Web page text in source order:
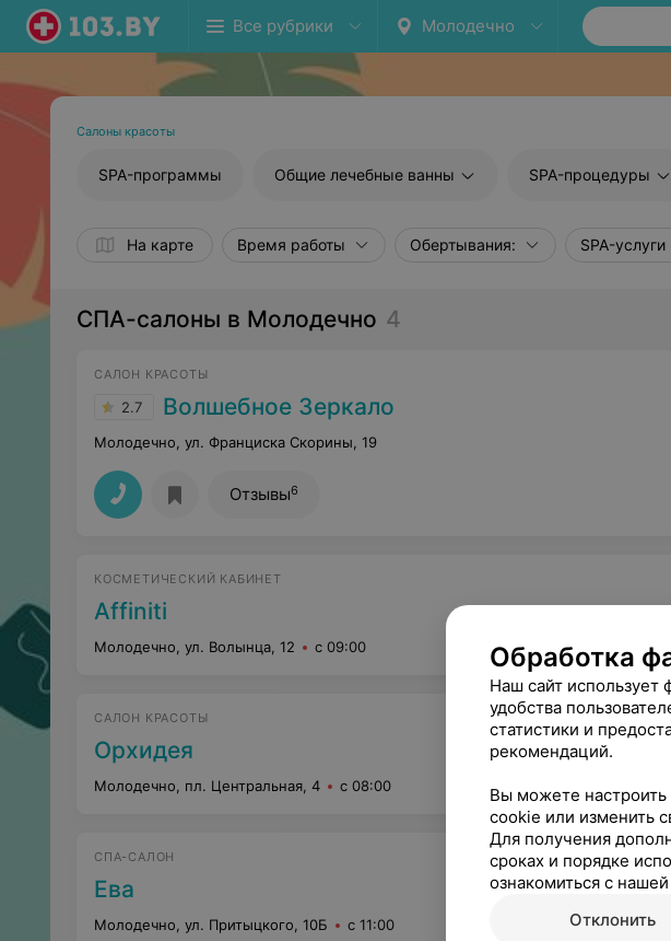
Все рубрики Молодечно
Салоны красоты
SPA-программы Общие лечебные ванны SPA-процедуры
На карте Время работы Обертывания: SPA-услуги
СПА-салоны в Молодечно 4
САЛОН КРАСОТЫ
2.7 Волшебное Зеркало
Молодечно, ул. Франциска Скорины, 19
Отзывы6
КОСМЕТИЧЕСКИЙ КАБИНЕТ
Affiniti
Молодечно, ул. Волынца, 12 с 09:00
САЛОН КРАСОТЫ
Орхидея
Молодечно, пл. Центральная, 4 с 08:00
СПА-САЛОН
Ева
Молодечно, ул. Притыцкого, 10Б с 11:00
Обработка
Наш сайт использует
удобства
статистики и
рекомендаций.
Вы можете
cookie или изменить
Для получения
сроках и порядке
ознакомиться с нашей
Отклонить